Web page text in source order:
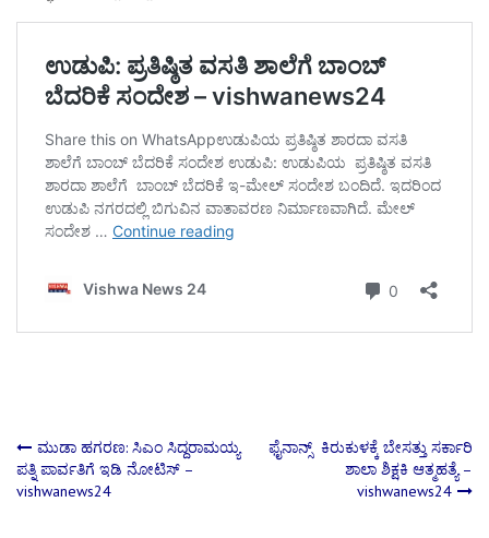
Post
navigation
ಮುಡಾ ಹಗರಣ: ಸಿಎಂ ಸಿದ್ದರಾಮಯ್ಯ
ಪತ್ನಿ ಪಾರ್ವತಿಗೆ ಇಡಿ ನೋಟಿಸ್​ –
vishwanews24
ಫೈನಾನ್ಸ್‌ ಕಿರುಕುಳಕ್ಕೆ ಬೇಸತ್ತು ಸರ್ಕಾರಿ
ಶಾಲಾ ಶಿಕ್ಷಕಿ ಆತ್ಮಹತ್ಯೆ –
vishwanews24